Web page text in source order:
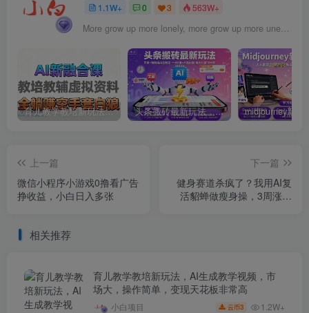
1.1W+ 0 3 563W+
More grow up more lonely, more grow up more uneasy.
育儿教学教培新玩法，AI生成教学视频，市场大，操作简单，变现天花板非常高 头条搬砖最新玩法，文章+视频用AI全搞定，一天5张+不是问题，每天只需10分钟
上一篇
微信小程序小游戏0撸看广告
挣收益，小白日入多张
下一篇
健身赛道杀疯了？我用AI复
活貂蝉做瘦身操，3周涨粉
相关推荐
育儿教学教培新玩法，AI生成教学视频，市
场大，操作简单，变现天花板非常高
小白项目 云币3 1.2W+